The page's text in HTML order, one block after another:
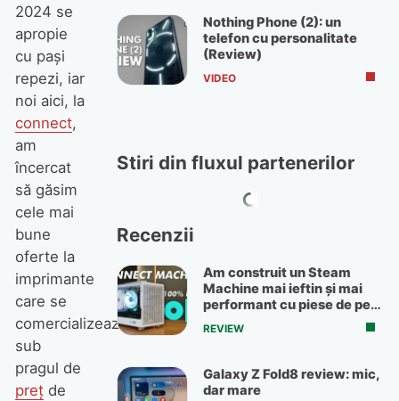
2024 se
apropie
cu pași
repezi, iar
noi aici, la
connect,
am
încercat
să găsim
cele mai
bune
oferte la
imprimante
care se
comercializează
sub
pragul de
prețde
Nothing Phone (2): un
telefon cu personalitate
(Review)
VIDEO
Stiri din fluxul partenerilor
Recenzii
Am construit un Steam
Machine mai ieftin și mai
performant cu piese de pe
OLX
REVIEW
Galaxy Z Fold8 review: mic,
dar mare